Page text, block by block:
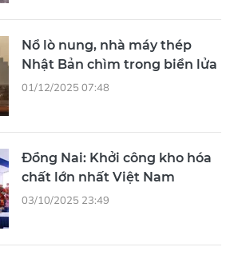
Nổ lò nung, nhà máy thép
Nhật Bản chìm trong biển lửa
01/12/2025 07:48
Đồng Nai: Khởi công kho hóa
chất lớn nhất Việt Nam
03/10/2025 23:49